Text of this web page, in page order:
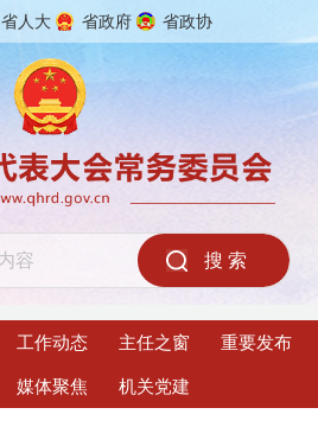
省人大 省政府 省政协
工作动态 主任之窗 重要发布
媒体聚焦 机关党建